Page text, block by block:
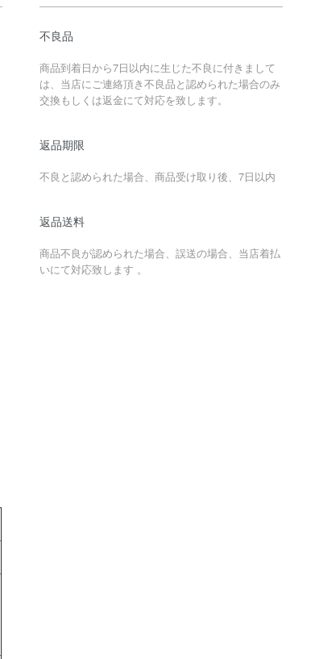
不良品
商品到着日から7日以内に生じた不良に付きまして
は、当店にご連絡頂き不良品と認められた場合のみ
交換もしくは返金にて対応を致します。
返品期限
不良と認められた場合、商品受け取り後、7日以内
返品送料
商品不良が認められた場合、誤送の場合、当店着払
いにて対応致します 。